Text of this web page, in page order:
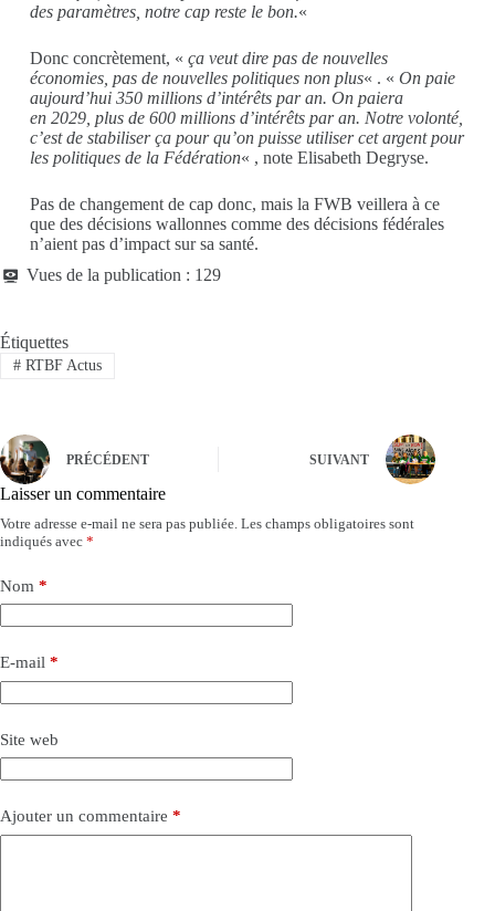
des paramètres, notre cap reste le bon.«
Donc concrètement, « ça veut dire pas de nouvelles
économies, pas de nouvelles politiques non plus« . « On paie
aujourd’hui 350 millions d’intérêts par an. On paiera
en 2029, plus de 600 millions d’intérêts par an. Notre volonté,
c’est de stabiliser ça pour qu’on puisse utiliser cet argent pour
les politiques de la Fédération« , note Elisabeth Degryse.
Pas de changement de cap donc, mais la FWB veillera à ce
que des décisions wallonnes comme des décisions fédérales
n’aient pas d’impact sur sa santé.
Vues de la publication : 129
Étiquettes
#RTBF Actus
PRÉCÉDENT SUIVANT
Laisser un commentaire
Votre adresse e-mail ne sera pas publiée. Les champs obligatoires sont
indiqués avec *
Nom *
E-mail *
Site web
Ajouter un commentaire *